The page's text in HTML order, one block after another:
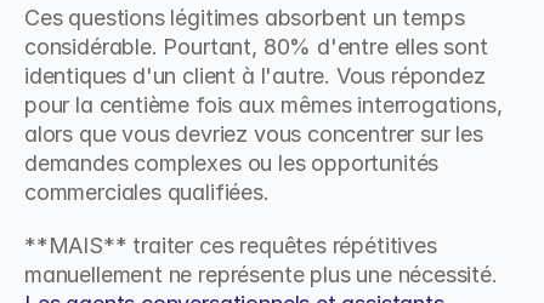
Ces questions légitimes absorbent un temps
considérable. Pourtant, 80% d'entre elles sont
identiques d'un client à l'autre. Vous répondez
pour la centième fois aux mêmes interrogations,
alors que vous devriez vous concentrer sur les
demandes complexes ou les opportunités
commerciales qualifiées.
**MAIS** traiter ces requêtes répétitives